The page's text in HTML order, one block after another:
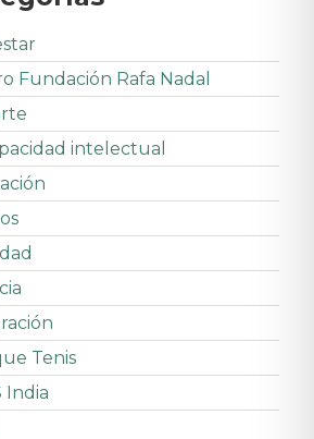
Fundación Rafa Nadal
intelectual
Tenis
India